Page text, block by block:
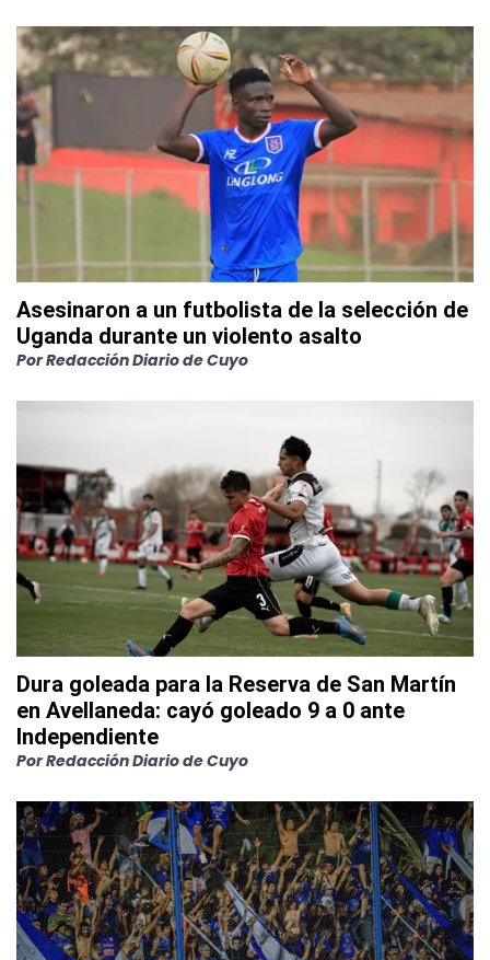
Asesinaron a un futbolista de la selección de
Uganda durante un violento asalto
PorRedacción Diario de Cuyo
Dura goleada para la Reserva de San Martín
en Avellaneda: cayó goleado 9 a 0 ante
Independiente
PorRedacción Diario de Cuyo